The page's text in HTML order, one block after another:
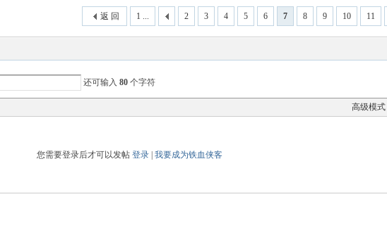
1 ... 2 3 4 5 6 7 8 9 10 11
返 回
还可输入 80 个字符
高级模式
您需要登录后才可以发帖 登录| 我要成为铁血侠客